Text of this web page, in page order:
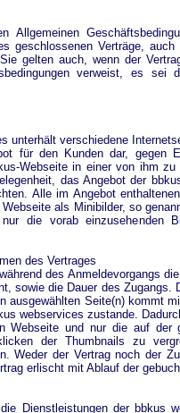
Allgemeinen
geschlossenen Verträge,
gelten auch, wenn der
verweist, es sei
unterhält verschiedene
für den Kunden dar, gegen
Webseite in einer von ihm
das Angebot der
Alle im Angebot
Webseite als Minibilder, so
die vorab einzusehenden
des Vertrages
des Anmeldevorgangs
sowie die Dauer des Zugangs.
ausgewählten Seite(n) kommt
webservices zustande.
Webseite und nur die auf der
der Thumbnails zu
Weder der Vertrag noch der
erlischt mit Ablauf der
Dienstleistungen der bbkus